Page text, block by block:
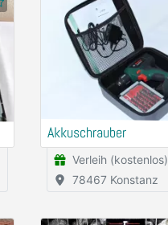
Akkuschrauber
Verleih (kostenlos)
78467 Konstanz